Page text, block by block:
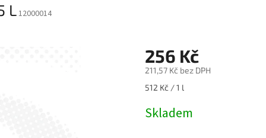
L12000014
256 Kč
211,57 Kč bez DPH
Měrná
512 Kč / 1 l
Skladem